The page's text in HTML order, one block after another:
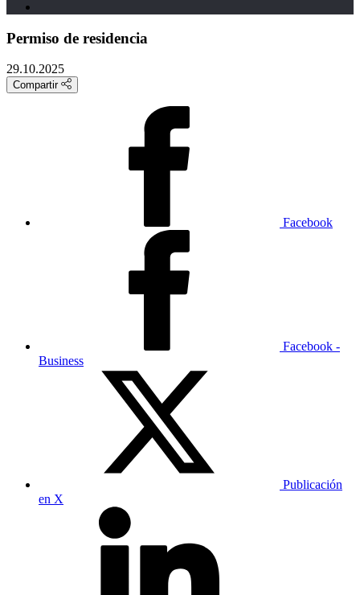
Permiso de residencia
29.10.2025
Compartir
Facebook
Facebook -
Business
Publicación
en X